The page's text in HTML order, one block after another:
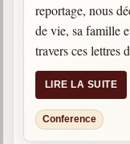
reportage, nous
de vie, sa famille
travers ces lettres
pour aider les
LIRE LA SUITE
Conference